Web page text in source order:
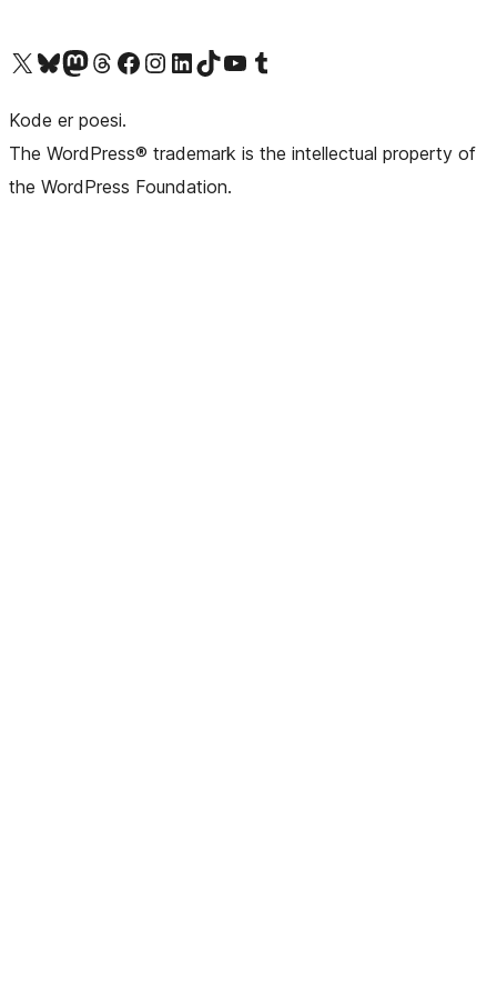
Besøg vores X (tidligere Twitter) konto
Besøg vores Bluesky-konto
Besøg vores Mastodon konto
Besøg vores Threads-konto
Besøg vores Facebook sideBesøg vores Instagram konto
Besøg vores LinkedIn konto
Besøg vores TikTok-konto
Besøg vores YouTube-kanalBesøg vores Tumblr-konto
Kode er poesi.
The WordPress® trademark is the intellectual property of
the WordPress Foundation.